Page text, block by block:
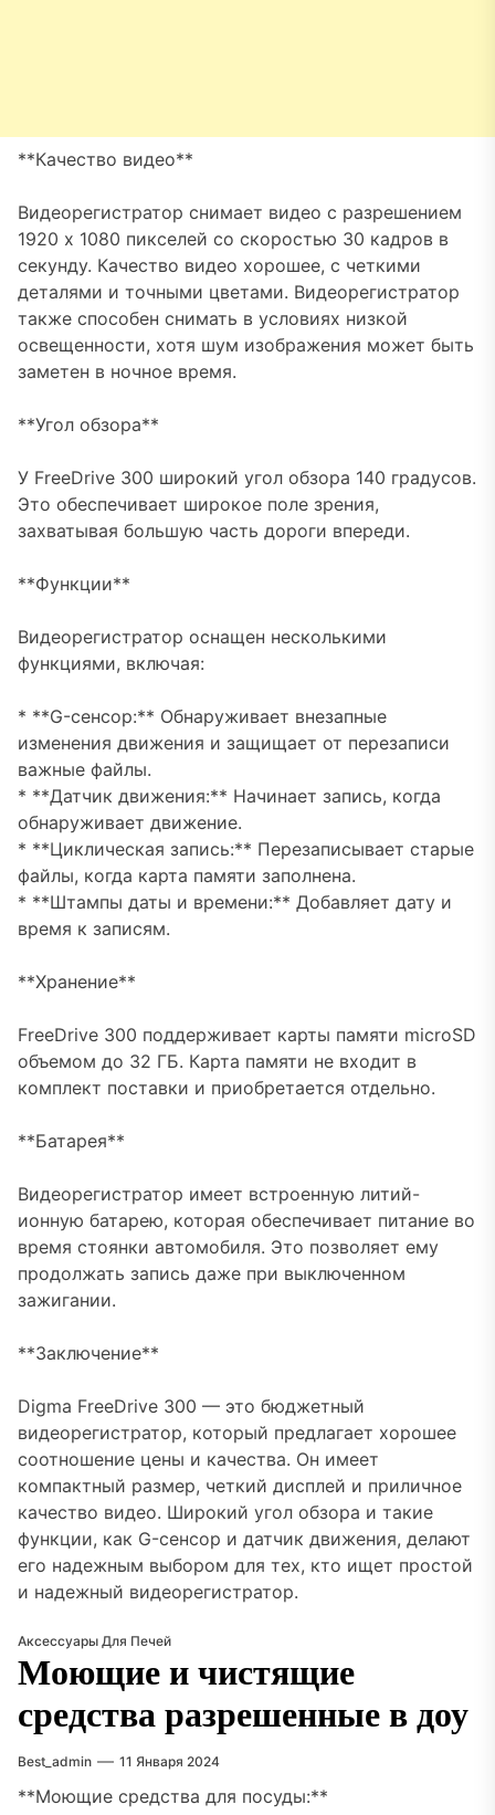
**Качество видео**
Видеорегистратор снимает видео с разрешением
1920 x 1080 пикселей со скоростью 30 кадров в
секунду. Качество видео хорошее, с четкими
деталями и точными цветами. Видеорегистратор
также способен снимать в условиях низкой
освещенности, хотя шум изображения может быть
заметен в ночное время.
**Угол обзора**
У FreeDrive 300 широкий угол обзора 140 градусов.
Это обеспечивает широкое поле зрения,
захватывая большую часть дороги впереди.
**Функции**
Видеорегистратор оснащен несколькими
функциями, включая:
* **G-сенсор:** Обнаруживает внезапные
изменения движения и защищает от перезаписи
важные файлы.
* **Датчик движения:** Начинает запись, когда
обнаруживает движение.
* **Циклическая запись:** Перезаписывает старые
файлы, когда карта памяти заполнена.
* **Штампы даты и времени:** Добавляет дату и
время к записям.
**Хранение**
FreeDrive 300 поддерживает карты памяти microSD
объемом до 32 ГБ. Карта памяти не входит в
комплект поставки и приобретается отдельно.
**Батарея**
Видеорегистратор имеет встроенную литий-
ионную батарею, которая обеспечивает питание во
время стоянки автомобиля. Это позволяет ему
продолжать запись даже при выключенном
зажигании.
**Заключение**
Digma FreeDrive 300 — это бюджетный
видеорегистратор, который предлагает хорошее
соотношение цены и качества. Он имеет
компактный размер, четкий дисплей и приличное
качество видео. Широкий угол обзора и такие
функции, как G-сенсор и датчик движения, делают
его надежным выбором для тех, кто ищет простой
и надежный видеорегистратор.
Аксессуары Для Печей
Моющие и чистящие
средства разрешенные в доу
Best_admin 11 Января 2024
**Моющие средства для посуды:**